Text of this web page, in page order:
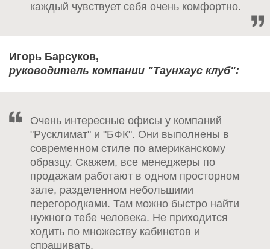
каждый чувствует себя очень комфортно.
Игорь Барсуков,
руководитель компании "Таунхаус клуб":
Очень интересные офисы у компаний
"Русклимат" и "БФК". Они выполнены в
современном стиле по американскому
образцу. Скажем, все менеджеры по
продажам работают в одном просторном
зале, разделенном небольшими
перегородками. Там можно быстро найти
нужного тебе человека. Не приходится
ходить по множеству кабинетов и
спрашивать.